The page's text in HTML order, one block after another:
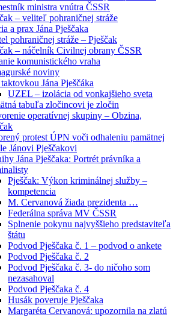
ministra vnútra ČSSR
– veliteľ pohraničnej stráže
a prax Jána Pješčaka
pohraničnej stráže – Pješčak
– náčelník Civilnej obrany ČSSR
komunistického vraha
noviny
Jána Pješčáka
UZEL – izolácia od vonkajšieho sveta
tabuľa zločincovi je zločin
operatívnej skupiny – Obzina,
protest ÚPN voči odhaleniu pamätnej
Jánovi Pješčakovi
Jána Pješčaka: Portrét právníka a
Pješčak: Výkon kriminálnej služby –
kompetencia
M. Cervanová žiada prezidenta …
Federálna správa MV ČSSR
Splnenie pokynu najvyššieho predstaviteľa
štátu
Podvod Pješčaka č. 1 – podvod o ankete
Podvod Pješčaka č. 2
Podvod Pješčaka č. 3- do ničoho som
nezasahoval
Podvod Pješčaka č. 4
Husák poveruje Pješčaka
Margaréta Cervanová: upozornila na zlatú